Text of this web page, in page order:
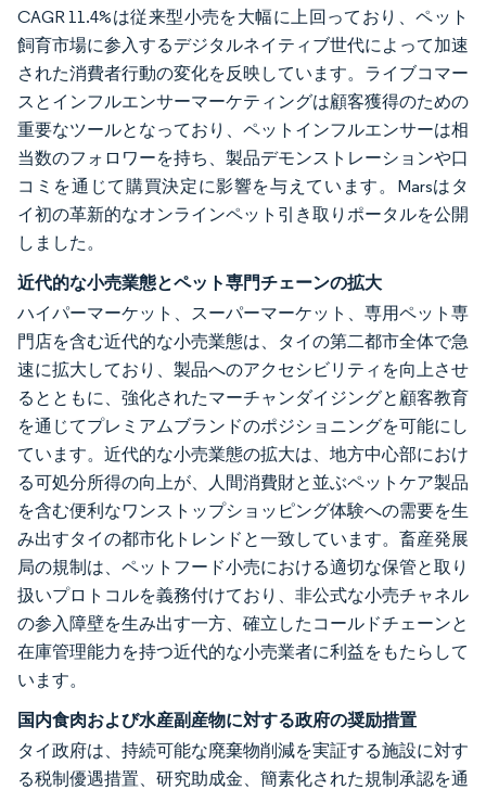
CAGR 11.4%は従来型小売を大幅に上回っており、ペット
飼育市場に参入するデジタルネイティブ世代によって加速
された消費者行動の変化を反映しています。ライブコマー
スとインフルエンサーマーケティングは顧客獲得のための
重要なツールとなっており、ペットインフルエンサーは相
当数のフォロワーを持ち、製品デモンストレーションや口
コミを通じて購買決定に影響を与えています。Marsはタ
イ初の革新的なオンラインペット引き取りポータルを公開
しました。
近代的な小売業態とペット専門チェーンの拡大
ハイパーマーケット、スーパーマーケット、専用ペット専
門店を含む近代的な小売業態は、タイの第二都市全体で急
速に拡大しており、製品へのアクセシビリティを向上させ
るとともに、強化されたマーチャンダイジングと顧客教育
を通じてプレミアムブランドのポジショニングを可能にし
ています。近代的な小売業態の拡大は、地方中心部におけ
る可処分所得の向上が、人間消費財と並ぶペットケア製品
を含む便利なワンストップショッピング体験への需要を生
み出すタイの都市化トレンドと一致しています。畜産発展
局の規制は、ペットフード小売における適切な保管と取り
扱いプロトコルを義務付けており、非公式な小売チャネル
の参入障壁を生み出す一方、確立したコールドチェーンと
在庫管理能力を持つ近代的な小売業者に利益をもたらして
います。
国内食肉および水産副産物に対する政府の奨励措置
タイ政府は、持続可能な廃棄物削減を実証する施設に対す
る税制優遇措置、研究助成金、簡素化された規制承認を通